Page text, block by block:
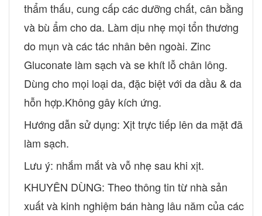
thẩm thấu, cung cấp các dưỡng chất, cân bằng
và bù ẩm cho da. Làm dịu nhẹ mọi tổn thương
do mụn và các tác nhân bên ngoài. Zinc
Gluconate làm sạch và se khít lỗ chân lông.
Dùng cho mọi loại da, đặc biệt với da dầu & da
hỗn hợp.Không gây kích ứng.
Hướng dẫn sử dụng: Xịt trực tiếp lên da mặt đã
làm sạch.
Lưu ý: nhắm mắt và vỗ nhẹ sau khi xịt.
KHUYÊN DÙNG: Theo thông tin từ nhà sản
xuất và kinh nghiệm bán hàng lâu năm của các